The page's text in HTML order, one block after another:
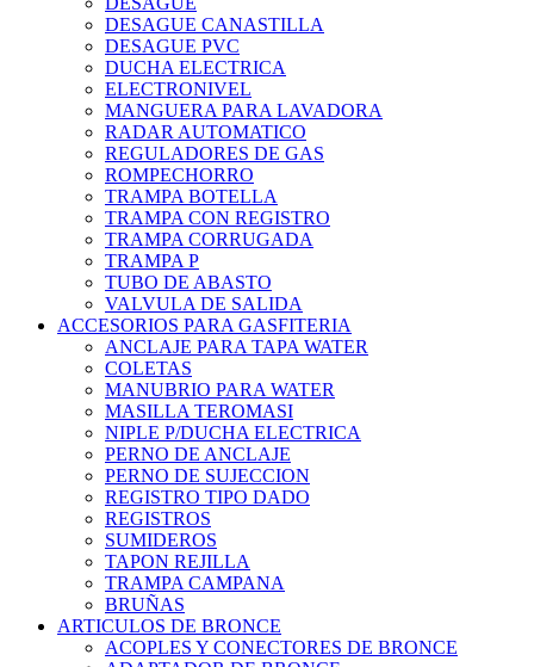
DESAGUE CANASTILLA
DESAGUE PVC
DUCHA ELECTRICA
ELECTRONIVEL
MANGUERA PARA LAVADORA
RADAR AUTOMATICO
REGULADORES DE GAS
ROMPECHORRO
TRAMPA BOTELLA
TRAMPA CON REGISTRO
TRAMPA CORRUGADA
TRAMPA P
TUBO DE ABASTO
VALVULA DE SALIDA
ACCESORIOS PARA GASFITERIA
ANCLAJE PARA TAPA WATER
COLETAS
MANUBRIO PARA WATER
MASILLA TEROMASI
NIPLE P/DUCHA ELECTRICA
PERNO DE ANCLAJE
PERNO DE SUJECCION
REGISTRO TIPO DADO
REGISTROS
SUMIDEROS
TAPON REJILLA
TRAMPA CAMPANA
BRUÑAS
ARTICULOS DE BRONCE
ACOPLES Y CONECTORES DE BRONCE